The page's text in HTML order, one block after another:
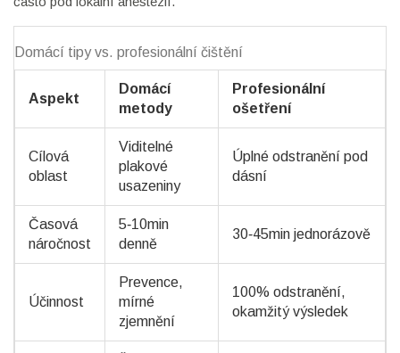
Domácí tipy vs. profesionální čištění
Aspekt
Domácí
metody
Profesionální
ošetření
Cílová
oblast
Viditelné
plakové
usazeniny
Úplné odstranění pod
dásní
Časová
náročnost
5‑10min
denně
30‑45min jednorázově
Účinnost
Prevence,
mírné
zjemnění
100% odstranění,
okamžitý výsledek